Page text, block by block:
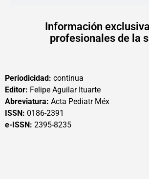
Información
profesionales de la
Periodicidad: continua
Editor: Felipe Aguilar Ituarte
Abreviatura: Acta Pediatr Méx
ISSN: 0186-2391
e-ISSN: 2395-8235